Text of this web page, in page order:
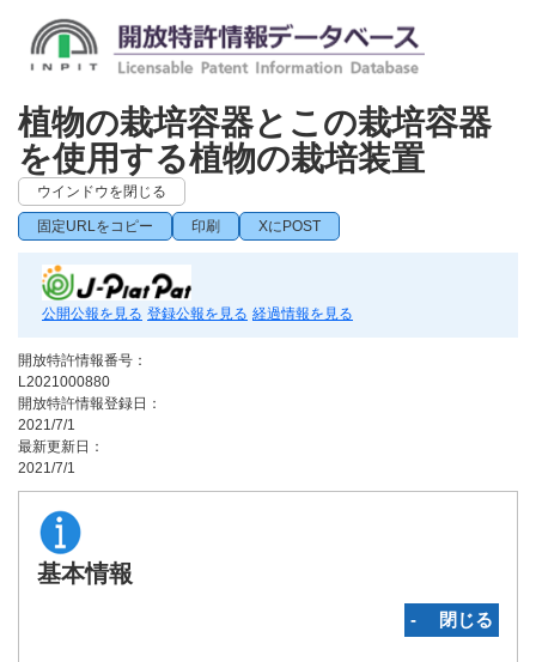
植物の栽培容器とこの栽培容器
を使用する植物の栽培装置
ウインドウを閉じる
固定URLをコピー 印刷 XにPOST
公開公報を見る 登録公報を見る 経過情報を見る
開放特許情報番号：
L2021000880
開放特許情報登録日：
2021/7/1
最新更新日：
2021/7/1
基本情報
‐ 閉じる